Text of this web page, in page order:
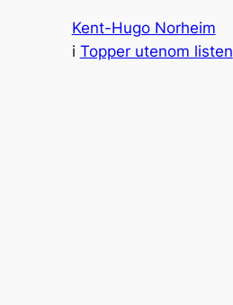
Kent-Hugo Norheim
i Topper utenom listen